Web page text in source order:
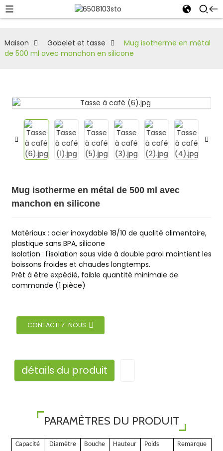
Maison Gobelet et tasse
Mug isotherme en métal
de 500 ml avec manchon en silicone
Mug isotherme en métal de 500 ml avec
manchon en silicone
Matériaux : acier inoxydable 18/10 de qualité alimentaire,
plastique sans BPA, silicone
Isolation : l'isolation sous vide à double paroi maintient les
boissons froides et chaudes longtemps.
Prêt à être expédié, faible quantité minimale de
commande (1 pièce)
CONTACTEZ-NOUS
détails du produit
PARAMÈTRES DU PRODUIT
Capacité
Diamètre
Bouche
Hauteur Poids Remarque